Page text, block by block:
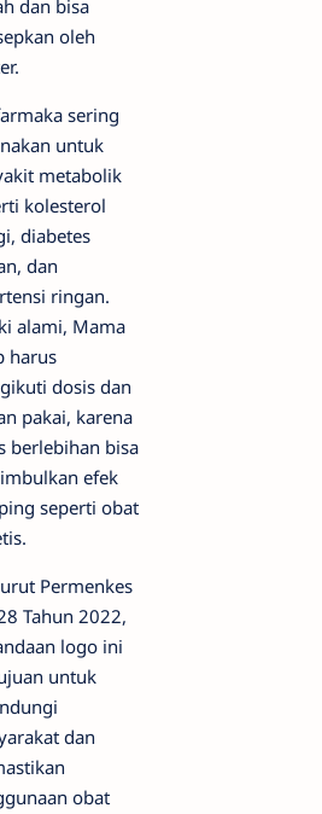
dan bisa
oleh
sering
untuk
metabolik
kolesterol
diabetes
dan
ringan.
alami, Mama
harus
dosis dan
pakai, karena
berlebihan bisa
efek
seperti obat
Permenkes
Tahun 2022,
logo ini
untuk
dan
obat